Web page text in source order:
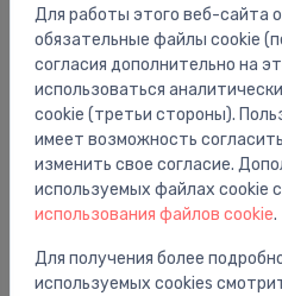
Для работы этого веб-сайта
обязательные файлы cookie
согласия дополнительно на
использоваться
cookie (третьи стороны).
имеет возможность
изменить свое согласие.
используемых файлах cookie
использования файлов cookie.
Для получения более
используемых cookies